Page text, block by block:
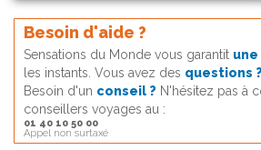
Besoin d'aide ?
Sensations du Monde vous garantit
les instants. Vous avez des questions ?
Besoin d'un conseil ? N'hésitez pas à
conseillers voyages au :
01 40 10 50 00
Appel non surtaxé